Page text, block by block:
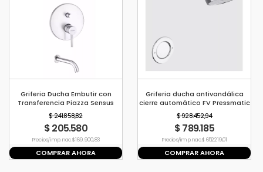
Griferia Ducha Embutir con
Transferencia Piazza Sensus
10806 Cromo
$ 241.858,82
$ 205.580
Precio s/imp. nac. $ 169.900,83
COMPRAR AHORA
Griferia ducha antivandálica
cierre automático FV Pressmatic
$ 928.452,94
$ 789.185
Precio s/imp. nac. $ 652.219,01
COMPRAR AHORA